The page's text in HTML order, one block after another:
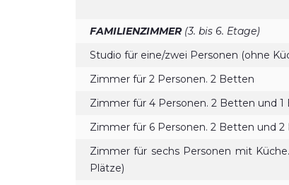
FAMILIENZIMMER(3. bis 6. Etage)
Studio für eine/zwei Personen (ohne
Zimmer für 2 Personen. 2 Betten
Zimmer für 4 Personen. 2 Betten und
Zimmer für 6 Personen. 2 Betten und
Zimmer für sechs Personen mit
Plätze)